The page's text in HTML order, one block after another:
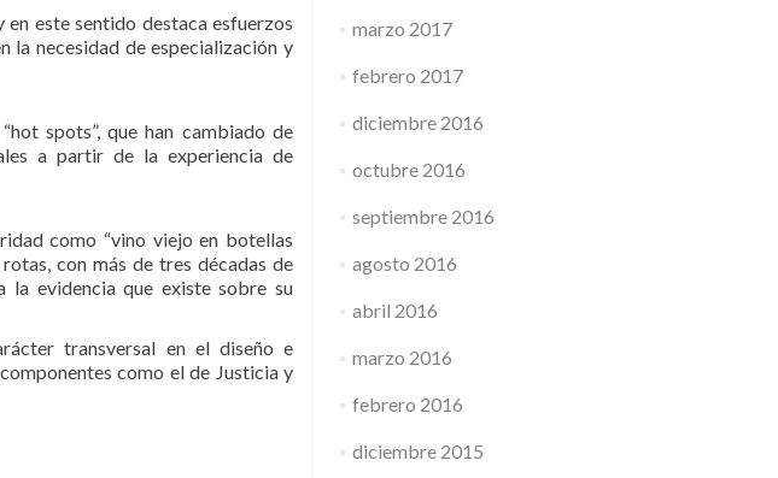
este sentido destaca esfuerzos
la necesidad de especialización y
spots”, que han cambiado de
a partir de la experiencia de
como “vino viejo en botellas
con más de tres décadas de
la evidencia que existe sobre su
transversal en el diseño e
como el de Justicia y
marzo 2017
febrero 2017
diciembre 2016
octubre 2016
septiembre 2016
agosto 2016
abril 2016
marzo 2016
febrero 2016
diciembre 2015